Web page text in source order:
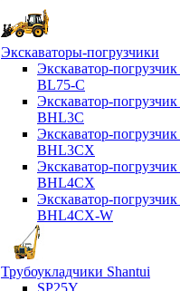
Экскаваторы-погрузчики
Экскаватор-
BL75-C
Экскаватор-
BHL3C
Экскаватор-
BHL3CX
Экскаватор-
BHL4CX
Экскаватор-
BHL4CX-W
Трубоукладчики Shantui
SP25Y